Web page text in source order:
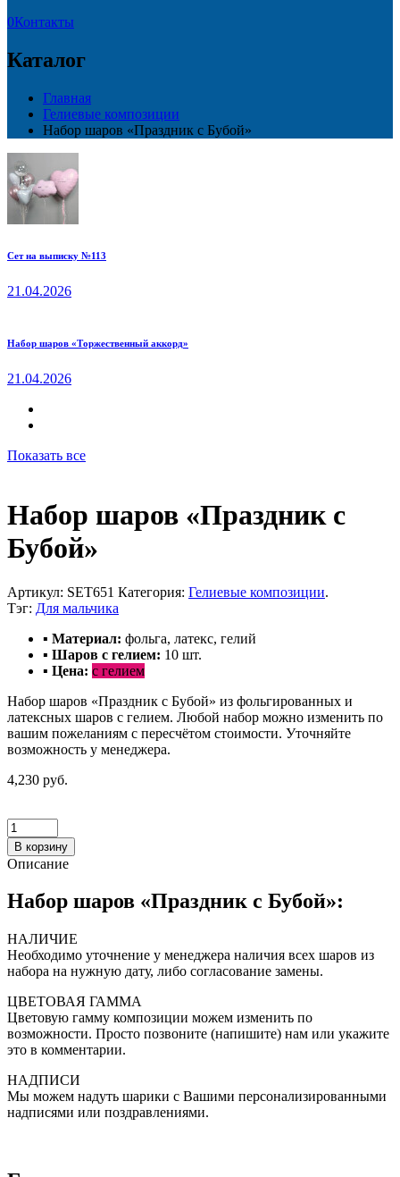
0Контакты
Каталог
Главная
Гелиевые композиции
Набор шаров «Праздник с Бубой»
Сет на выписку №113
21.04.2026
Набор шаров «Торжественный аккорд»
21.04.2026
Показать все
Набор шаров «Праздник с
Бубой»
Артикул: SET651 Категория: Гелиевые композиции.
Тэг: Для мальчика
▪ Материал: фольга, латекс, гелий
▪ Шаров с гелием: 10 шт.
▪ Цена: с гелием
Набор шаров «Праздник с Бубой» из фольгированных и
латексных шаров с гелием. Любой набор можно изменить по
вашим пожеланиям с пересчётом стоимости. Уточняйте
возможность у менеджера.
4,230 руб.
В корзину
Описание
Набор шаров «Праздник с Бубой»:
НАЛИЧИЕ
Необходимо уточнение у менеджера наличия всех шаров из
набора на нужную дату, либо согласование замены.
ЦВЕТОВАЯ ГАММА
Цветовую гамму композиции можем изменить по
возможности. Просто позвоните (напишите) нам или укажите
это в комментарии.
НАДПИСИ
Мы можем надуть шарики с Вашими персонализированными
надписями или поздравлениями.